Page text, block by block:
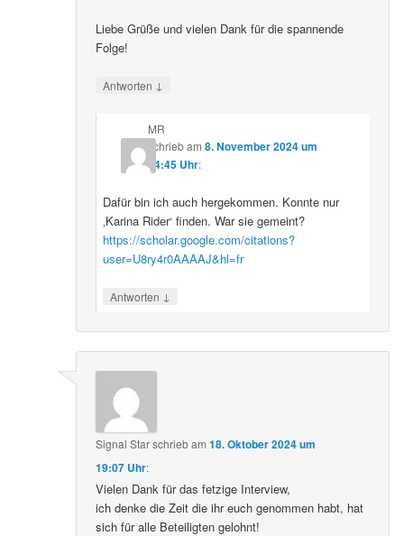
Liebe Grüße und vielen Dank für die spannende
Folge!
Antworten ↓
MR
schriebam 8. November 2024 um
14:45 Uhr:
Dafür bin ich auch hergekommen. Konnte nur
‚Karina Rider‘ finden. War sie gemeint?
https://scholar.google.com/citations?
user=U8ry4r0AAAAJ&hl=fr
Antworten ↓
Signal Starschriebam18. Oktober 2024 um
19:07 Uhr:
Vielen Dank für das fetzige Interview,
ich denke die Zeit die ihr euch genommen habt, hat
sich für alle Beteiligten gelohnt!